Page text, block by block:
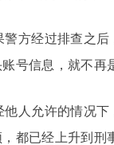
警方经过排查之
号信息，就不再
他人允许的情况
都已经上升到刑